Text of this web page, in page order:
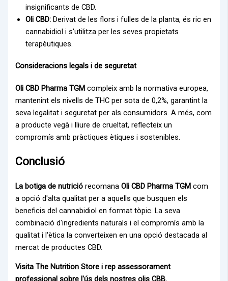
insignificants de CBD.
Oli CBD: Derivat de les flors i fulles de la planta, és ric en
cannabidiol i s'utilitza per les seves propietats
terapèutiques.
Consideracions legals i de seguretat
Oli CBD Pharma TGM compleix amb la normativa europea,
mantenint els nivells de THC per sota de 0,2%, garantint la
seva legalitat i seguretat per als consumidors. A més, com
a producte vegà i lliure de crueltat, reflecteix un
compromís amb pràctiques ètiques i sostenibles.
Conclusió
La botiga de nutrició recomanaOli CBD Pharma TGM com
a opció d'alta qualitat per a aquells que busquen els
beneficis del cannabidiol en format tòpic. La seva
combinació d'ingredients naturals i el compromís amb la
qualitat i l'ètica la converteixen en una opció destacada al
mercat de productes CBD.
Visita The Nutrition Store i rep assessorament